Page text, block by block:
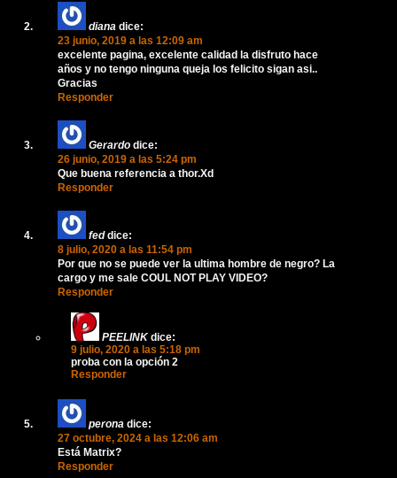
diana dice:
23 junio, 2019 a las 12:09 am
excelente pagina, excelente calidad la disfruto hace
años y no tengo ninguna queja los felicito sigan asi..
Gracias
Responder
Gerardo dice:
26 junio, 2019 a las 5:24 pm
Que buena referencia a thor.Xd
Responder
fed dice:
8 julio, 2020 a las 11:54 pm
Por que no se puede ver la ultima hombre de negro? La
cargo y me sale COUL NOT PLAY VIDEO?
Responder
PEELINK dice:
9 julio, 2020 a las 5:18 pm
proba con la opción 2
Responder
perona dice:
27 octubre, 2024 a las 12:06 am
Está Matrix?
Responder